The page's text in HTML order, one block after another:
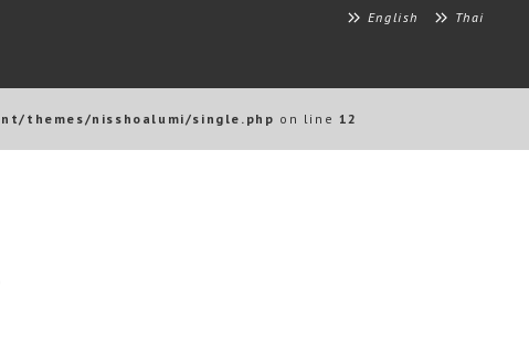
English Thai
themes/nisshoalumi/single.php on line 12